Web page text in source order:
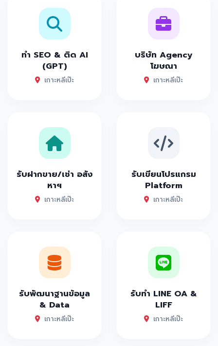
ทำ SEO & ติด AI
(GPT)
เกาะหลีเป๊ะ
บริษัท Agency
โฆษณา
เกาะหลีเป๊ะ
รับฝากขาย/เช่า อสัง
หาฯ
เกาะหลีเป๊ะ
รับเขียนโปรแกรม
Platform
เกาะหลีเป๊ะ
รับพัฒนาฐานข้อมูล
& Data
เกาะหลีเป๊ะ
รับทำ LINE OA &
LIFF
เกาะหลีเป๊ะ